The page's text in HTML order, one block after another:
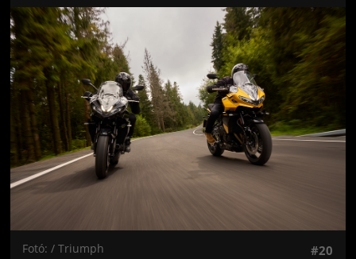
Jön még kép!
Fotó: / Triumph #20